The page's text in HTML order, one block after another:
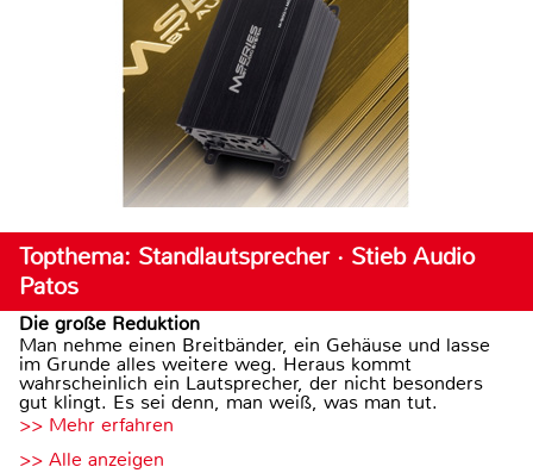
Topthema: Standlautsprecher · Stieb Audio
Patos
Die große Reduktion
Man nehme einen Breitbänder, ein Gehäuse und lasse
im Grunde alles weitere weg. Heraus kommt
wahrscheinlich ein Lautsprecher, der nicht besonders
gut klingt. Es sei denn, man weiß, was man tut.
>> Mehr erfahren
>> Alle anzeigen